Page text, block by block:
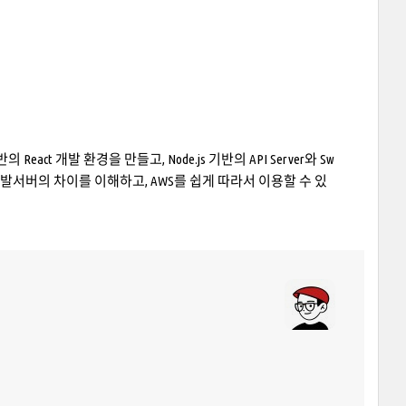
React 개발 환경을 만들고, Node.js 기반의 API Server와 Sw
서버의 차이를 이해하고, AWS를 쉽게 따라서 이용할 수 있